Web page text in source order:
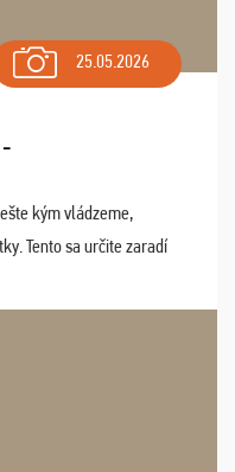
25.05.2026
-
kým vládzeme,
Tento sa určite zaradí
dobrá parti ...